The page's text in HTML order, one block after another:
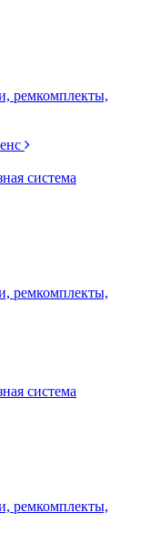
ремкомплекты,
система
ремкомплекты,
система
ремкомплекты,